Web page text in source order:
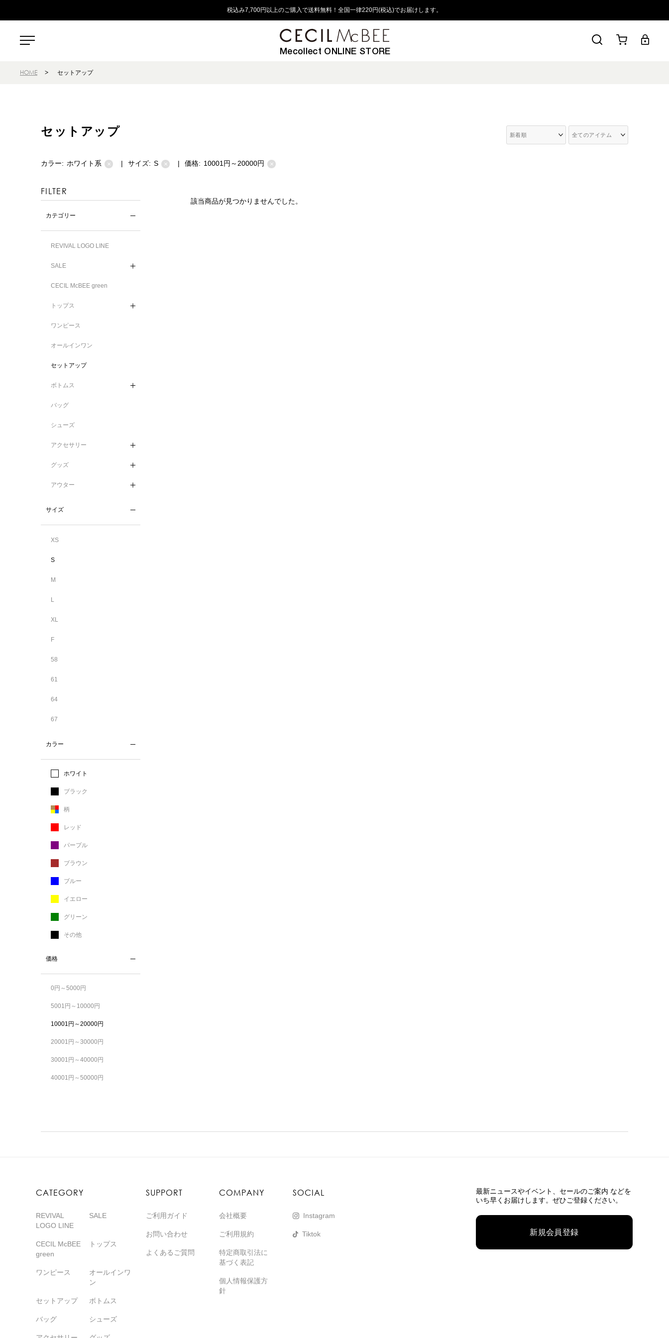
税込み7,700円以上のご購入で送料無料！全国一律220円(税込)でお届けします。
Mecollect ONLINE STORE
HOME > セットアップ
セットアップ
カラー: ホワイト系 × | サイズ: S × | 価格: 10001円～20000円 ×
FILTER
カテゴリー
REVIVAL LOGO LINE
SALE
CECIL McBEE green
トップス
ワンピース
オールインワン
セットアップ
ボトムス
バッグ
シューズ
アクセサリー
グッズ
アウター
サイズ
XS
S
M
L
XL
F
58
61
64
67
カラー
ホワイト
ブラック
柄
レッド
パープル
ブラウン
ブルー
イエロー
グリーン
その他
価格
0円～5000円
5001円～10000円
10001円～20000円
20001円～30000円
30001円～40000円
40001円～50000円
該当商品が見つかりませんでした。
CATEGORY
REVIVAL
LOGO LINE
SALE
CECIL McBEE
green
トップス
ワンピース
オールインワ
ン
セットアップ ボトムス
バッグ シューズ
SUPPORT
ご利用ガイド
お問い合わせ
よくあるご質問
COMPANY
会社概要
ご利用規約
特定商取引法に
基づく表記
個人情報保護方
針
SOCIAL
Instagram
Tiktok
最新ニュースやイベント、 セールのご案内 などを
いち早くお届けします。ぜひご登録ください。
新規会員登録